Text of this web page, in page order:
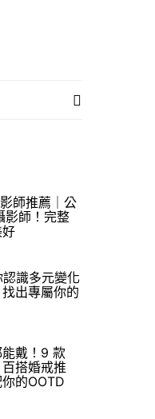
師推薦｜公
影師！完整
識多元變化
出專屬你的
戴！9 款
百搭婚戒推
的OOTD